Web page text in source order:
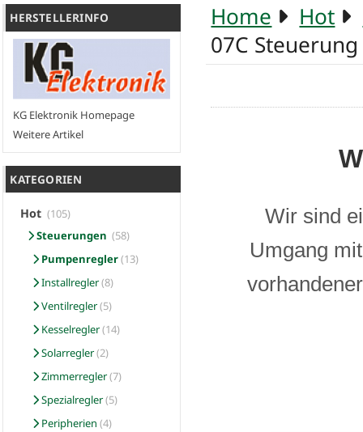
HERSTELLERINFO
KG Elektronik Homepage
Weitere Artikel
KATEGORIEN
Hot (105)
Steuerungen (58)
Pumpenregler(13)
Installregler(8)
Ventilregler(5)
Kesselregler(14)
Solarregler(2)
Zimmerregler(7)
Spezialregler(5)
Peripherien (4)
Home Hot
07C
Wir sind
Umgang